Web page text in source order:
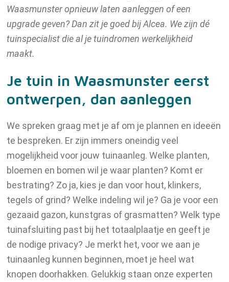
Waasmunster opnieuw laten aanleggen of een
upgrade geven? Dan zit je goed bij Alcea. We zijn dé
tuinspecialist die al je tuindromen werkelijkheid
maakt.
Je tuin in Waasmunster eerst
ontwerpen, dan aanleggen
We spreken graag met je af om je plannen en ideeën
te bespreken. Er zijn immers oneindig veel
mogelijkheid voor jouw tuinaanleg. Welke planten,
bloemen en bomen wil je waar planten? Komt er
bestrating? Zo ja, kies je dan voor hout, klinkers,
tegels of grind? Welke indeling wil je? Ga je voor een
gezaaid gazon, kunstgras of grasmatten? Welk type
tuinafsluiting past bij het totaalplaatje en geeft je
de nodige privacy? Je merkt het, voor we aan je
tuinaanleg kunnen beginnen, moet je heel wat
knopen doorhakken. Gelukkig staan onze experten
Wateranalyse
Vacatures
Contact